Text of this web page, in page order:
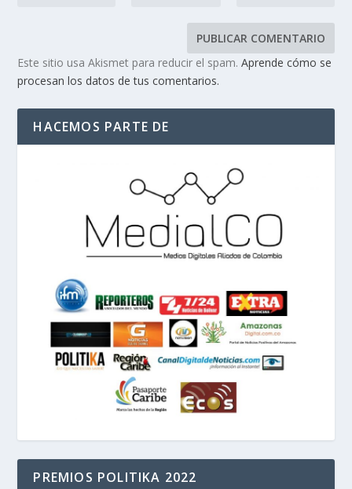
Este sitio usa Akismet para reducir el spam.Aprende cómo se
procesan los datos de tus comentarios.
HACEMOS PARTE DE
PREMIOS POLITIKA 2022